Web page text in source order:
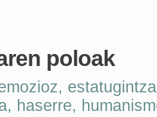
poloak
, estatugintza
, haserre,